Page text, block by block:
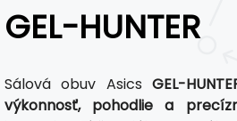
GEL-HUNTER
Sálová obuv Asics GEL-
výkonnosť, pohodlie a